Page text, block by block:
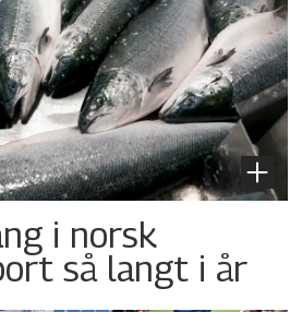
i norsk
så langt i år